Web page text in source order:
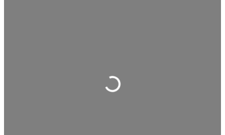
Wird geladen …